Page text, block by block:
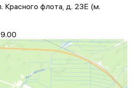
Красного флота, д. 23Е (м.